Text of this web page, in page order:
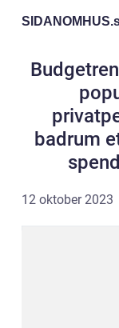
SIDANOMHUS.
badrum
12 oktober 2023